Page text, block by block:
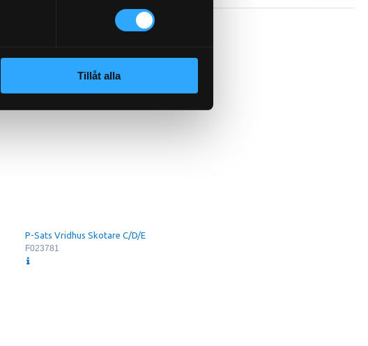
Tillåt alla
P-Sats Vridhus Skotare C/D/E
F023781